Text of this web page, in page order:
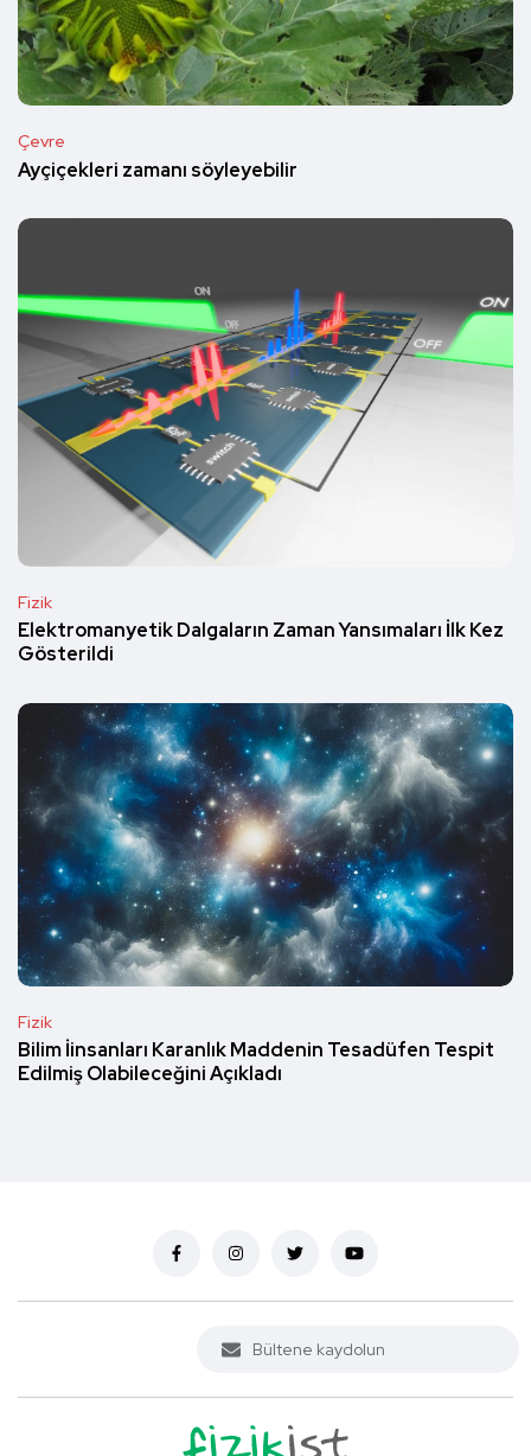
Çevre
Ayçiçekleri zamanı söyleyebilir
Fizik
Elektromanyetik Dalgaların Zaman Yansımaları İlk Kez
Gösterildi
Fizik
Bilim İinsanları Karanlık Maddenin Tesadüfen Tespit
Edilmiş Olabileceğini Açıkladı